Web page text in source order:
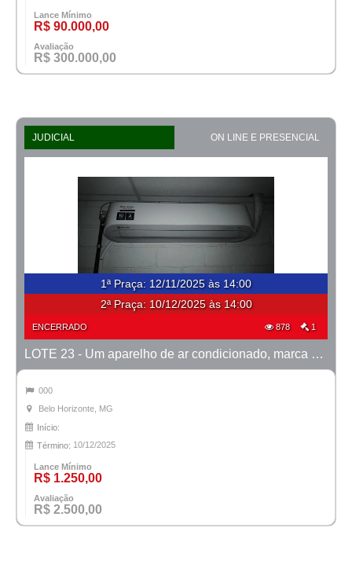
Lance Mínimo
R$ 90.000,00
Avaliação
R$ 300.000,00
JUDICIAL ON LINE E PRESENCIAL
1ª Praça: 12/11/2025 às 14:00
2ª Praça: 10/12/2025 às 14:00
ENCERRADO 878 1
LOTE 23 - Um aparelho de ar condicionado, marca Electrolux
000
Belo Horizonte, MG
Início:
Término: 10/12/2025
Lance Mínimo
R$ 1.250,00
Avaliação
R$ 2.500,00